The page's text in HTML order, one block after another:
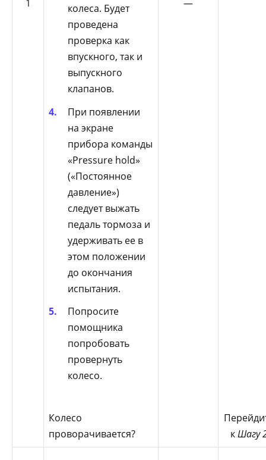
1
колеса. Будет
проведена
проверка как
впускного, так и
выпускного
клапанов.
При появлении
на экране
прибора команды
«Pressure hold»
(«Постоянное
давление»)
следует выжать
педаль тормоза и
удерживать ее в
этом положении
до окончания
испытания.
Попросите
помощника
попробовать
провернуть
колесо.
Колесо
проворачивается?
—
кШагу